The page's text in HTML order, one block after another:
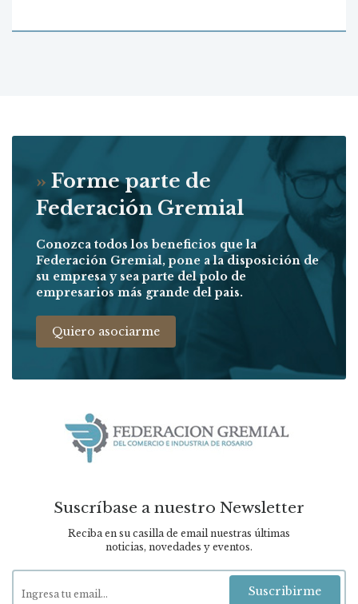
» Forme parte de
Federación Gremial
Conozca todos los beneficios que la
Federación Gremial, pone a la disposición de
su empresa y sea parte del polo de
empresarios más grande del pais.
Quiero asociarme
Suscríbase a nuestro Newsletter
Reciba en su casilla de email nuestras últimas
noticias, novedades y eventos.
Suscribirme